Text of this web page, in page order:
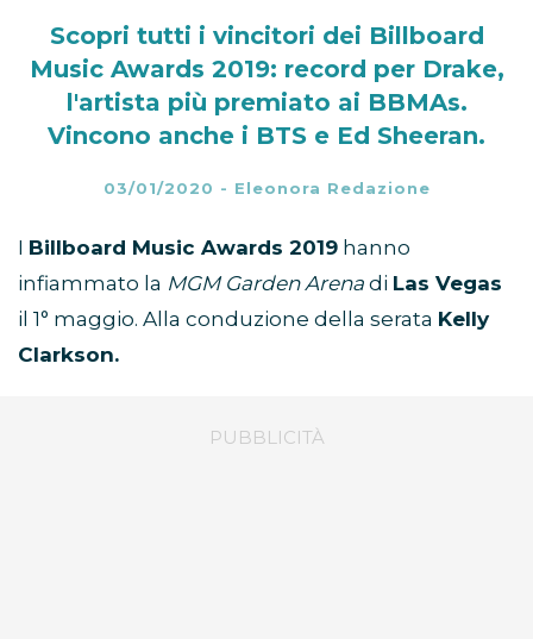
Scopri tutti i vincitori dei Billboard
Music Awards 2019: record per Drake,
l'artista più premiato ai BBMAs.
Vincono anche i BTS e Ed Sheeran.
03/01/2020 - Eleonora Redazione
I Billboard Music Awards 2019 hanno
infiammato la MGM Garden Arena di Las Vegas
il 1° maggio. Alla conduzione della serata Kelly
Clarkson.